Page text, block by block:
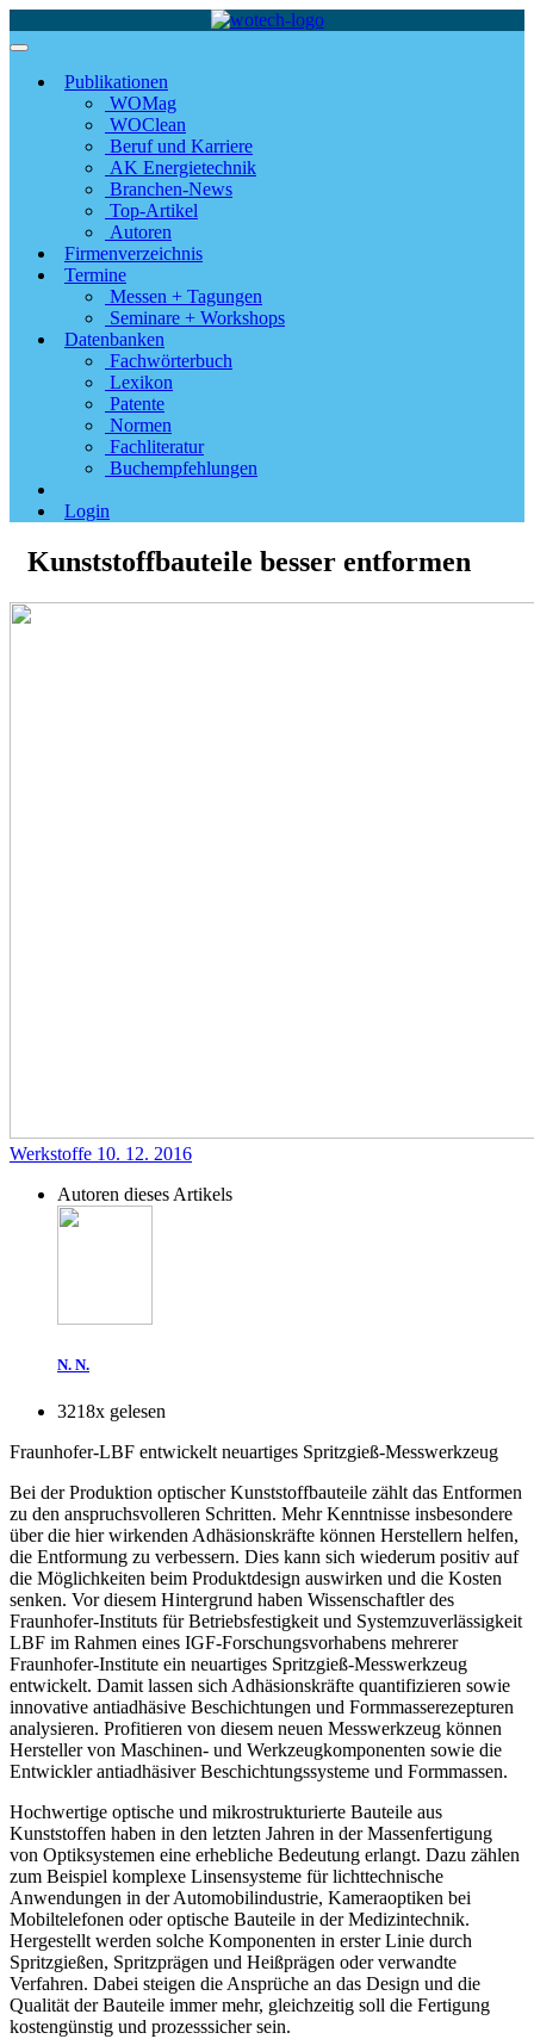
Publikationen
WOMag
WOClean
Beruf und Karriere
AK Energietechnik
Branchen-News
Top-Artikel
Autoren
Firmenverzeichnis
Termine
Messen + Tagungen
Seminare + Workshops
Datenbanken
Fachwörterbuch
Lexikon
Patente
Normen
Fachliteratur
Buchempfehlungen
Login
Kunststoffbauteile besser entformen
Werkstoffe 10. 12. 2016
Autoren dieses Artikels
N. N.
3218x gelesen
Fraunhofer-LBF entwickelt neuartiges Spritzgieß-Messwerkzeug
Bei der Produktion optischer Kunststoffbauteile zählt das Entformen
zu den anspruchsvolleren Schritten. Mehr Kenntnisse insbesondere
über die hier wirkenden Adhäsionskräfte können Herstellern helfen,
die Entformung zu verbessern. Dies kann sich wiederum positiv auf
die Möglichkeiten beim Produktdesign auswirken und die Kosten
senken. Vor diesem Hintergrund haben Wissenschaftler des
Fraunhofer-Instituts für Betriebsfestigkeit und Systemzuverlässigkeit
LBF im Rahmen eines IGF-Forschungsvorhabens mehrerer
Fraunhofer-Institute ein neuartiges Spritzgieß-Messwerkzeug
entwickelt. Damit lassen sich Adhäsionskräfte quantifizieren sowie
innovative antiadhäsive Beschichtungen und Formmasserezepturen
analysieren. Profitieren von diesem neuen Messwerkzeug können
Hersteller von Maschinen- und Werkzeugkomponenten sowie die
Entwickler antiadhäsiver Beschichtungssysteme und Formmassen.
Hochwertige optische und mikrostrukturierte Bauteile aus
Kunststoffen haben in den letzten Jahren in der Massenfertigung
von Optiksystemen eine erhebliche Bedeutung erlangt. Dazu zählen
zum Beispiel komplexe Linsensysteme für lichttechnische
Anwendungen in der Automobilindustrie, Kameraoptiken bei
Mobiltelefonen oder optische Bauteile in der Medizintechnik.
Hergestellt werden solche Komponenten in erster Linie durch
Spritzgießen, Spritzprägen und Heißprägen oder verwandte
Verfahren. Dabei steigen die Ansprüche an das Design und die
Qualität der Bauteile immer mehr, gleichzeitig soll die Fertigung
kostengünstig und prozesssicher sein.